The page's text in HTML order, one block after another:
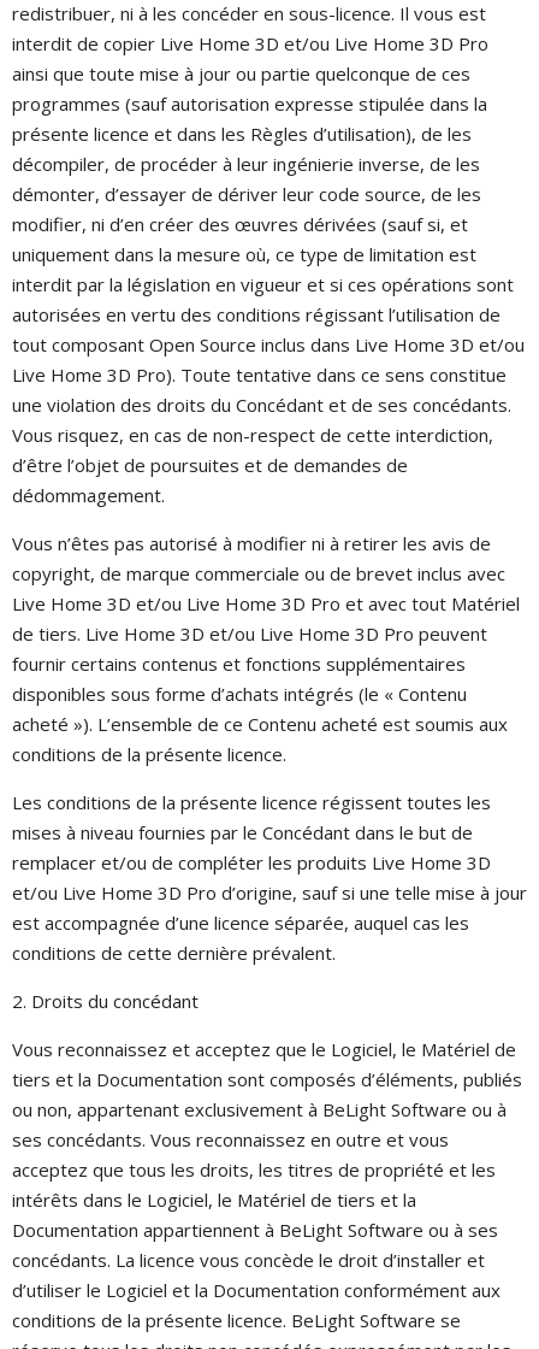
redistribuer, ni à les concéder en sous-licence. Il vous est
interdit de copier Live Home 3D et/ou Live Home 3D Pro
ainsi que toute mise à jour ou partie quelconque de ces
programmes (sauf autorisation expresse stipulée dans la
présente licence et dans les Règles d’utilisation), de les
décompiler, de procéder à leur ingénierie inverse, de les
démonter, d’essayer de dériver leur code source, de les
modifier, ni d’en créer des œuvres dérivées (sauf si, et
uniquement dans la mesure où, ce type de limitation est
interdit par la législation en vigueur et si ces opérations sont
autorisées en vertu des conditions régissant l’utilisation de
tout composant Open Source inclus dans Live Home 3D et/ou
Live Home 3D Pro). Toute tentative dans ce sens constitue
une violation des droits du Concédant et de ses concédants.
Vous risquez, en cas de non-respect de cette interdiction,
d’être l’objet de poursuites et de demandes de
dédommagement.
Vous n’êtes pas autorisé à modifier ni à retirer les avis de
copyright, de marque commerciale ou de brevet inclus avec
Live Home 3D et/ou Live Home 3D Pro et avec tout Matériel
de tiers. Live Home 3D et/ou Live Home 3D Pro peuvent
fournir certains contenus et fonctions supplémentaires
disponibles sous forme d’achats intégrés (le « Contenu
acheté »). L’ensemble de ce Contenu acheté est soumis aux
conditions de la présente licence.
Les conditions de la présente licence régissent toutes les
mises à niveau fournies par le Concédant dans le but de
remplacer et/ou de compléter les produits Live Home 3D
et/ou Live Home 3D Pro d’origine, sauf si une telle mise à jour
est accompagnée d’une licence séparée, auquel cas les
conditions de cette dernière prévalent.
2. Droits du concédant
Vous reconnaissez et acceptez que le Logiciel, le Matériel de
tiers et la Documentation sont composés d’éléments, publiés
ou non, appartenant exclusivement à BeLight Software ou à
ses concédants. Vous reconnaissez en outre et vous
acceptez que tous les droits, les titres de propriété et les
intérêts dans le Logiciel, le Matériel de tiers et la
Documentation appartiennent à BeLight Software ou à ses
concédants. La licence vous concède le droit d’installer et
d’utiliser le Logiciel et la Documentation conformément aux
conditions de la présente licence. BeLight Software se